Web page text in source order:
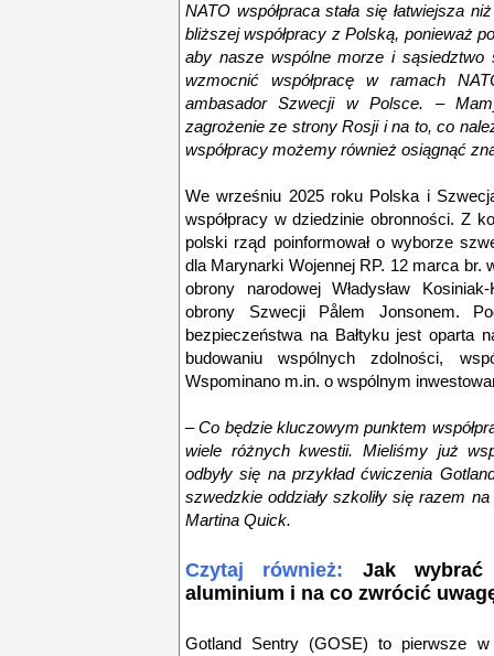
NATO współpraca stała się łatwiejsza
bliższej współpracy z Polską, ponieważ
aby nasze wspólne morze i sąsiedztwo
wzmocnić współpracę w ramach
ambasador Szwecji w Polsce. –
zagrożenie ze strony Rosji i na to, co
współpracy możemy również osiągnąć
We wrześniu 2025 roku Polska i
współpracy w dziedzinie obronności. Z
polski rząd poinformował o wyborze
dla Marynarki Wojennej RP. 12 marca br.
obrony narodowej Władysław
obrony Szwecji Pålem Jonsonem.
bezpieczeństwa na Bałtyku jest oparta
budowaniu wspólnych zdolności,
Wspominano m.in. o wspólnym
– Co będzie kluczowym punktem
wiele różnych kwestii. Mieliśmy już
odbyły się na przykład ćwiczenia
szwedzkie oddziały szkoliły się razem
Martina Quick.
Czytaj również: Jak wybrać
aluminium i na co zwrócić
Gotland Sentry (GOSE) to pierwsze